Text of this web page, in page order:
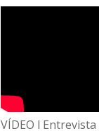
VÍDEO l